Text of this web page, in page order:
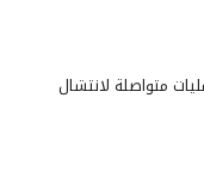
متواصلة لانتشال